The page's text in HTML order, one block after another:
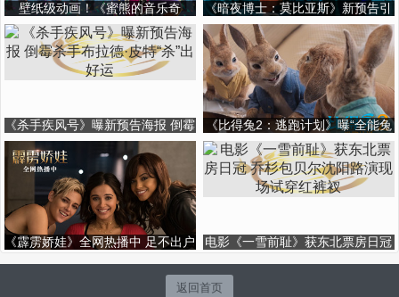
壁纸级动画！《蜜熊的音乐奇
旅》“冒险旅途”场景大片超养眼
《暗夜博士：莫比亚斯》新预告引
全网热议 蜘蛛侠彩蛋令人惊喜
《杀手疾风号》曝新预告海报 倒霉
杀手布拉德·皮特“杀”出好运
《比得兔2：逃跑计划》曝“全能兔
团”片段 郭麒麟配音版被赞天花板
《霹雳娇娃》全网热播中 足不出户
电影《一雪前耻》获东北票房日冠
返回首页